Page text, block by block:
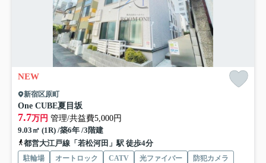
NEW
新宿区原町
One CUBE夏目坂
7.7万円 管理/共益費5,000円
9.03㎡ (1R) /築6年 /3階建
都営大江戸線「若松河田」駅 徒歩4分
駐輪場 オートロック CATV 光ファイバー
防犯カメラ